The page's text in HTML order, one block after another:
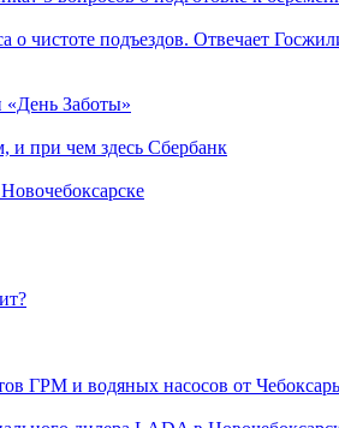
чистоте подъездов. Отвечает
«День Заботы»
и при чем здесь Сбербанк
ГРМ и водяных насосов от